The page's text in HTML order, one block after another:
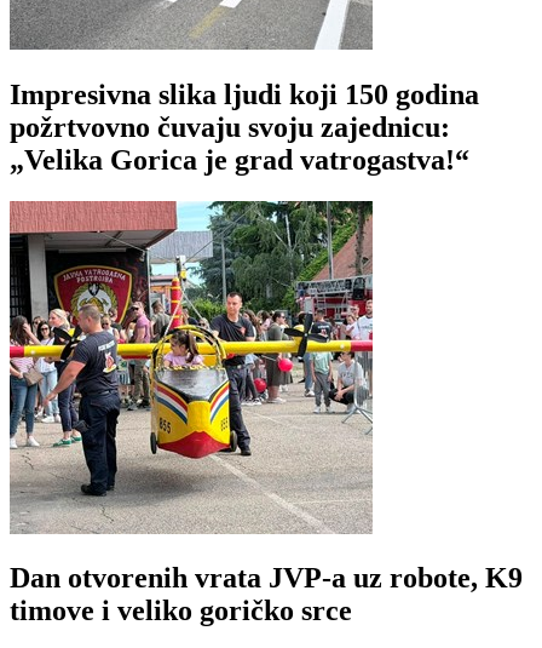
Impresivna slika ljudi koji 150 godina
požrtvovno čuvaju svoju zajednicu:
„Velika Gorica je grad vatrogastva!“
Dan otvorenih vrata JVP-a uz robote, K9
timove i veliko goričko srce